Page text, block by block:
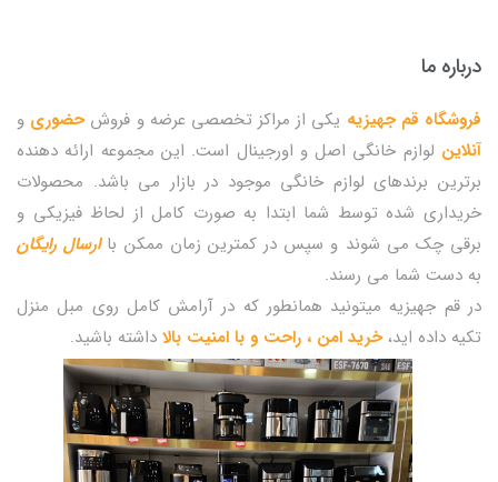
درباره ما
فروشگاه قم جهیزیه یکی از مراکز تخصصی عرضه و فروشحضوری و
آنلاین لوازم خانگی اصل و اورجینال است. این مجموعه ارائه دهنده
برترین برندهای لوازم خانگی موجود در بازار می باشد. محصولات
خریداری شده توسط شما ابتدا به صورت کامل از لحاظ فیزیکی و
برقی چک می شوند و سپس در کمترین زمان ممکن با ارسال رایگان
به دست شما می رسند.
در قم جهیزیه میتونید همانطور که در آرامش کامل روی مبل منزل
تکیه داده اید،خرید امن ، راحت و با امنیت بالا داشته باشید.